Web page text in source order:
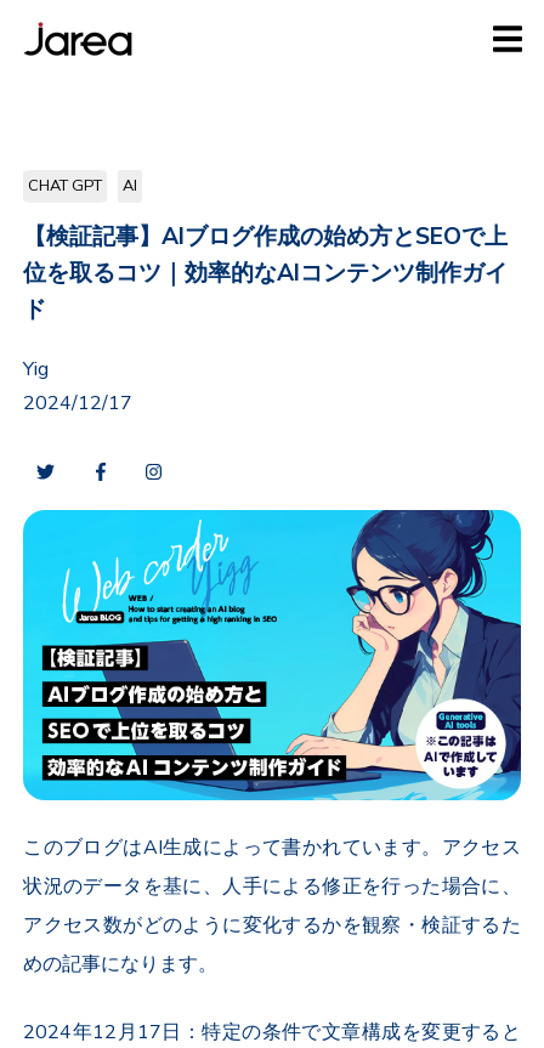
CHAT GPT AI
【検証記事】AIブログ作成の始め方とSEOで上
位を取るコツ｜効率的なAIコンテンツ制作ガイ
ド
Yig
2024/12/17
このブログはAI生成によって書かれています。アクセス
状況のデータを基に、人手による修正を行った場合に、
アクセス数がどのように変化するかを観察・検証するた
めの記事になります。
2024年12月17日：特定の条件で文章構成を変更すると